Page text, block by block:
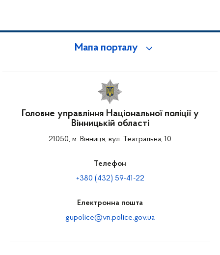
Мапа порталу
Головне управління Національної поліції у
Вінницькій області
21050, м. Вінниця, вул. Театральна, 10
Телефон
+380 (432) 59-41-22
Електронна пошта
gupolice@vn.police.gov.ua